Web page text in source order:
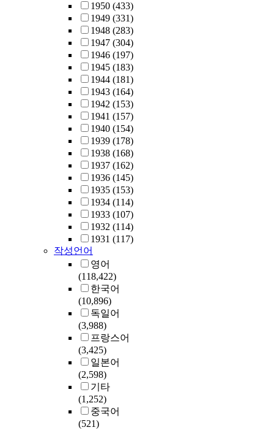
1950 (433)
1949 (331)
1948 (283)
1947 (304)
1946 (197)
1945 (183)
1944 (181)
1943 (164)
1942 (153)
1941 (157)
1940 (154)
1939 (178)
1938 (168)
1937 (162)
1936 (145)
1935 (153)
1934 (114)
1933 (107)
1932 (114)
1931 (117)
작성언어
영어
(118,422)
한국어
(10,896)
독일어
(3,988)
프랑스어
(3,425)
일본어
(2,598)
기타
(1,252)
중국어
(521)